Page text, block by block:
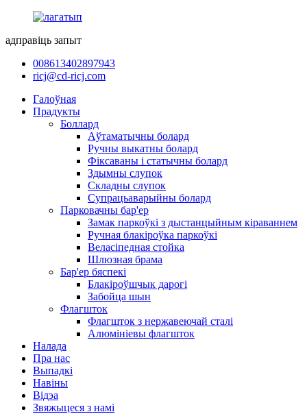
адправіць запыт
008613402897943
ricj@cd-ricj.com
Галоўная
Прадукты
Боллард
Аўтаматычны болард
Ручны выкатны болард
Фіксаваны і статычны болард
Здымны слупок
Складны слупок
Супрацьаварыйны болард
Парковачны бар'ер
Замак паркоўкі з дыстанцыйным кіраваннем
Ручная блакіроўка паркоўкі
Веласіпедная стойка
Шлюзная брама
Бар'ер бяспекі
Блакіроўшчык дарогі
Забойца шын
Флагшток
Флагшток з нержавеючай сталі
Алюмініевы флагшток
Налада
Пра нас
Выпадкі
Навіны
Відэа
Звяжыцеся з намі